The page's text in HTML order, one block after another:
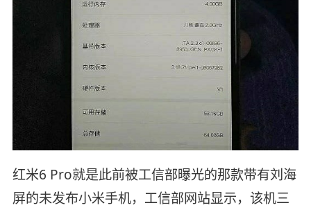
红米6 Pro就是此前被工信部曝光的那款带有刘海
屏的未发布小米手机，工信部网站显示，该机三